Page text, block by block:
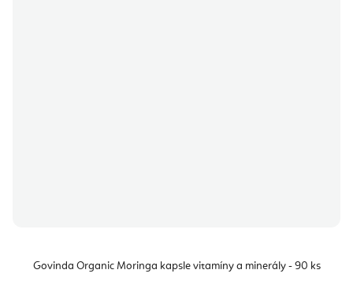
Govinda Organic Moringa kapsle vitamíny a minerály - 90 ks